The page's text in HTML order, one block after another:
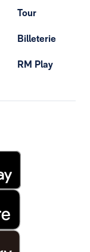
Tour
Billeterie
RM Play